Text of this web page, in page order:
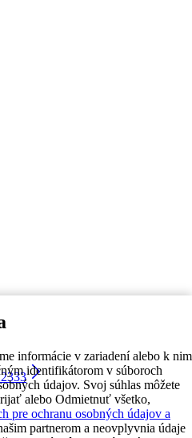
informácie v zariadení alebo k nim
identifikátorom v súboroch
údajov. Svoj súhlas môžete
alebo Odmietnuť všetko,
pre ochranu osobných údajov a
partnerom a neovplyvnia údaje